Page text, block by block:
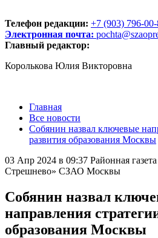
Телефон редакции: +7 (903) 796-
Электронная почта:
Главный редактор:
Королькова Юлия Викторовна
Главная
Все новости
Собянин назвал ключевые
развития образования Москвы
03 Апр 2024 в 09:37 Районная
Стрешнево» СЗАО Москвы
Собянин назвал
направления
образования Москвы